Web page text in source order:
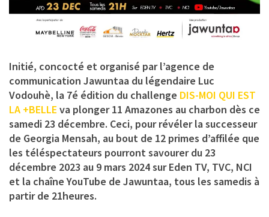
Initié, concocté et organisé par l’agence de
communication Jawuntaa du légendaire Luc
Vodouhè, la 7é édition du challenge DIS-MOI QUI EST
LA +BELLE va plonger 11 Amazones au charbon dès ce
samedi 23 décembre. Ceci, pour révéler la successeur
de Georgia Mensah, au bout de 12 primes d’affilée que
les téléspectateurs pourront savourer du 23
décembre 2023 au 9 mars 2024 surEden TV, TVC, NCI
et la chaîne YouTube de Jawuntaa, tous les samedis à
partir de 21heures.